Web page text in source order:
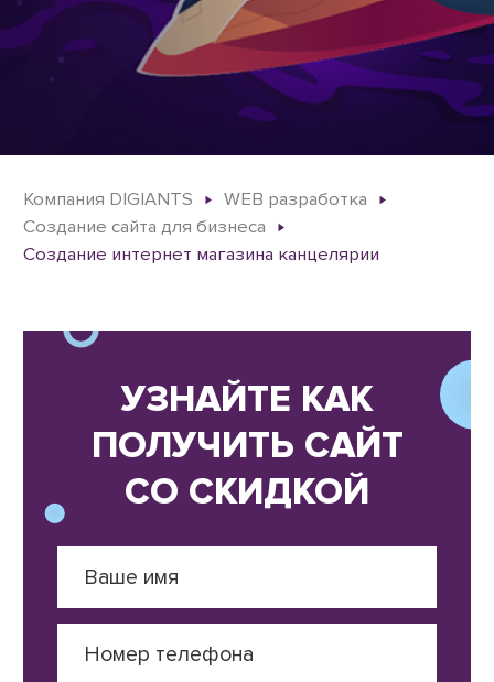
Компания DIGIANTS
WEB разработка
Создание сайта для бизнеса
Создание интернет магазина канцелярии
УЗНАЙТЕ КАК
ПОЛУЧИТЬ САЙТ
СО СКИДКОЙ